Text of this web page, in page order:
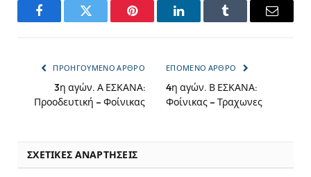
FacebookTwitter Pinterest LinkedInTumblr Email
ΠΡΟΗΓΟΎΜΕΝΟ ΆΡΘΡΟ
3η αγών. Α ΕΣΚΑΝΑ:
Προοδευτική – Φοίνικας
ΕΠΌΜΕΝΟ ΆΡΘΡΟ
4η αγών. Β ΕΣΚΑΝΑ:
Φοίνικας – Τραχωνες
ΣΧΕΤΙΚΈΣ ΑΝΑΡΤΉΣΕΙΣ